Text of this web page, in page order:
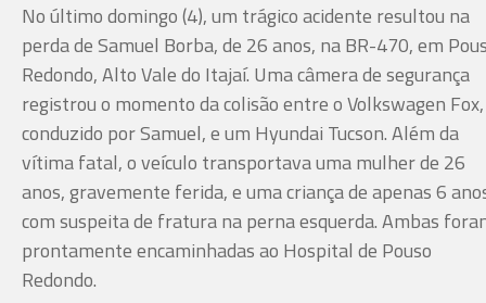
No último domingo (4), um trágico acidente resultou na
perda de Samuel Borba, de 26 anos, na BR-470, em
Redondo, Alto Vale do Itajaí. Uma câmera de segurança
registrou o momento da colisão entre o Volkswagen Fox,
conduzido por Samuel, e um Hyundai Tucson. Além da
vítima fatal, o veículo transportava uma mulher de 26
anos, gravemente ferida, e uma criança de apenas 6
com suspeita de fratura na perna esquerda. Ambas
prontamente encaminhadas ao Hospital de Pouso
Redondo.